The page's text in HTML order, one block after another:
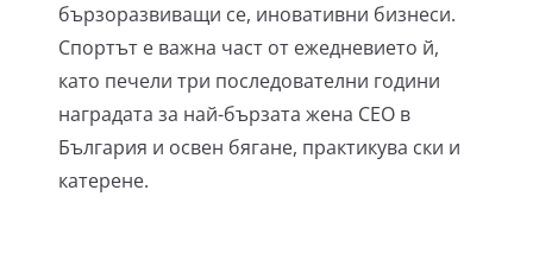
бързоразвиващи се, иновативни бизнеси.
Спортът е важна част от ежедневието й,
като печели три последователни години
наградата за най-бързата жена CEO в
България и освен бягане, практикува ски и
катерене.